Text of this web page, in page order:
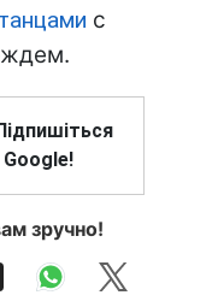
с
Google!
зручно!